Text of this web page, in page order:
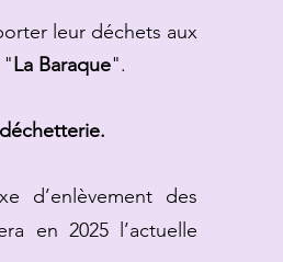
leur déchets aux
"La Baraque".
d’enlèvement des
en 2025 l’actuelle